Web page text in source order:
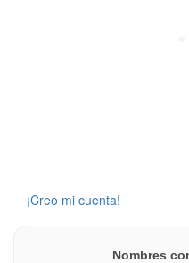
¡Creo mi cuenta!
Nombres